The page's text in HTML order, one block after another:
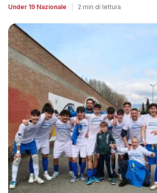
Under 19 Nazionale 2 min di lettura